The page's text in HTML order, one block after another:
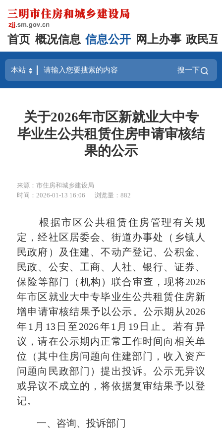
首页 概况信息 信息公开 网上办事 政民
搜一下
关于2026年市区新就业大中专
毕业生公共租赁住房申请审核结
果的公示
来源：市住房和城乡建设局
时间：2026-01-13 16:06
浏览量：882
根据市区公共租赁住房管理有关规
定，经社区居委会、街道办事处（乡镇人
民政府）及住建、不动产登记、公积金、
民政、公安、工商、人社、银行、证券、
保险等部门（机构）联合审查，现将2026
年市区就业大中专毕业生公共租赁住房新
增申请审核结果予以公示。公示期从2026
年1月13日至2026年1月19日止。若有异
议，请在公示期内正常工作时间向相关单
位（其中住房问题向住建部门，收入资产
问题向民政部门）提出投诉。公示无异议
或异议不成立的，将依据复审结果予以登
记。
一、咨询、投诉部门